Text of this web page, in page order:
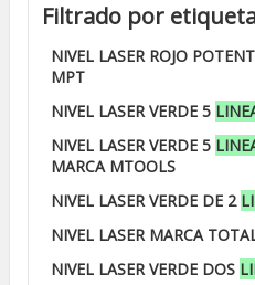
Filtrado por
NIVEL LASER ROJO
MPT
NIVEL LASER VERDE 5
NIVEL LASER VERDE 5
MARCA MTOOLS
NIVEL LASER VERDE DE 2
NIVEL LASER MARCA
NIVEL LASER VERDE DOS